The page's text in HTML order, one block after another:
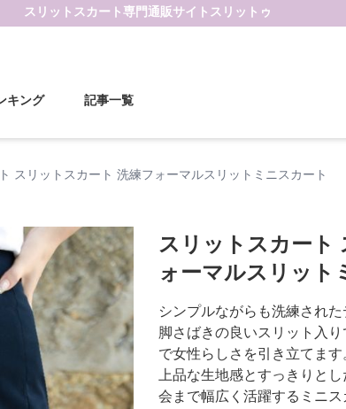
スリットスカート 専門通販サイト スリットゥ
キング 記事一覧
スリットスカート 洗練フォーマルスリットミニスカート
スリットスカート
ォーマルスリット
シンプルながらも洗練され
脚さばきの良いスリット入
で女性らしさを引き立てます
上品な生地感とすっきりと
会まで幅広く活躍するミニス